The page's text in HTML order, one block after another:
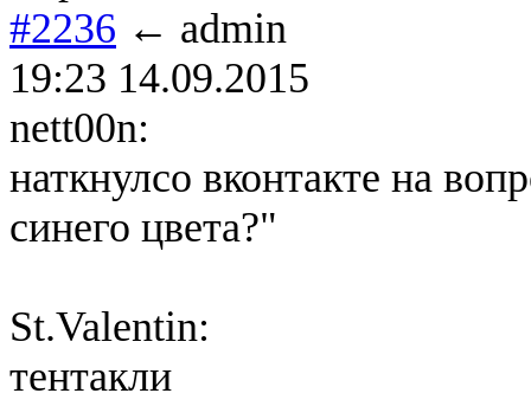
#2236 ← admin
19:23 14.09.2015
nett00n:
наткнулсо вконтакте на
синего цвета?"
St.Valentin:
тентакли